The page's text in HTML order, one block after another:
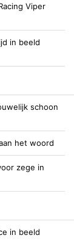
Viper
in beeld
schoon
het woord
zege in
in beeld